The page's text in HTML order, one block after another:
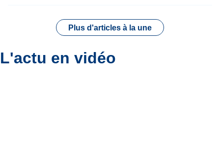
Plus d'articles à la une
L'actu en vidéo